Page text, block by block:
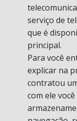
serviço de
que é
principal.
Para você
explicar na
contratou
com ele